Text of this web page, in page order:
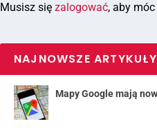
Musisz się zalogować, aby
NAJNOWSZE ARTYKUŁY
Mapy Google mają